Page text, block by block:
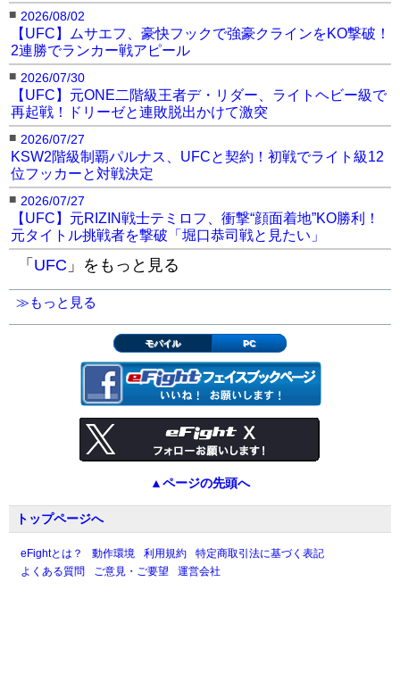
■ 2026/08/02
【UFC】ムサエフ、豪快フックで強豪クラインをKO撃破！
2連勝でランカー戦アピール
■ 2026/07/30
【UFC】元ONE二階級王者デ・リダー、ライトヘビー級で
再起戦！ドリーゼと連敗脱出かけて激突
■ 2026/07/27
KSW2階級制覇パルナス、UFCと契約！初戦でライト級12
位フッカーと対戦決定
■ 2026/07/27
【UFC】元RIZIN戦士テミロフ、衝撃“顔面着地”KO勝利！
元タイトル挑戦者を撃破「堀口恭司戦と見たい」
「 UFC 」をもっと見る
≫もっと見る
モバイル PC
▲ページの先頭へ
トップページへ
eFightとは？ 動作環境 利用規約
特定商取引法に基づく表記
よくある質問
ご意見・ご要望 運営会社